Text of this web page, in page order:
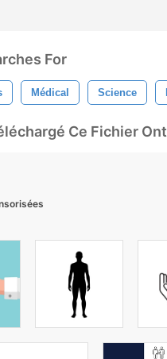
For
Médical Science
Ce Fichier